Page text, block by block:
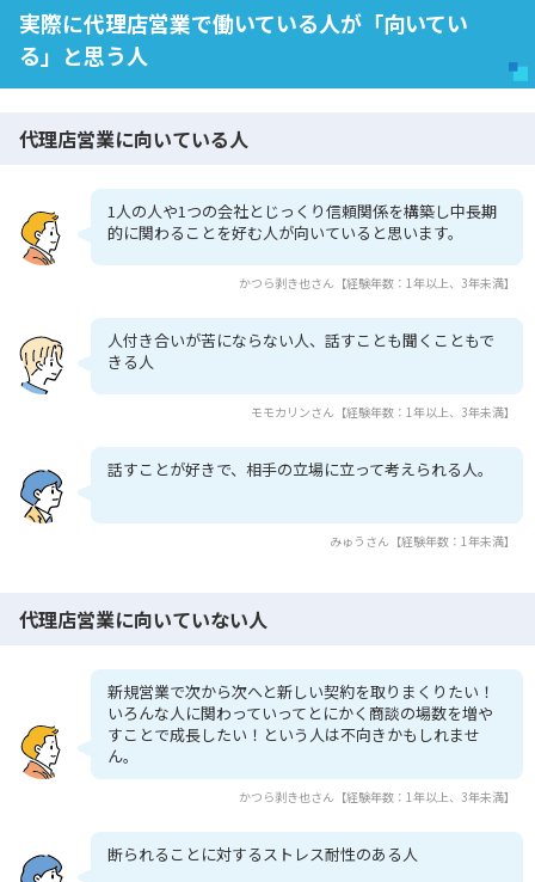
実際に代理店営業で働いている人が「向いてい
る」と思う人
代理店営業に向いている人
1人の人や1つの会社とじっくり信頼関係を構築し中長期
的に関わることを好む人が向いていると思います。
かつら剥き也さん【経験年数：1年以上、3年未満】
人付き合いが苦にならない人、話すことも聞くこともで
きる人
モモカリンさん【経験年数：1年以上、3年未満】
話すことが好きで、相手の立場に立って考えられる人。
みゅうさん【経験年数：1年未満】
代理店営業に向いていない人
新規営業で次から次へと新しい契約を取りまくりたい！
いろんな人に関わっていってとにかく商談の場数を増や
すことで成長したい！という人は不向きかもしれませ
ん。
かつら剥き也さん【経験年数：1年以上、3年未満】
断られることに対するストレス耐性のある人